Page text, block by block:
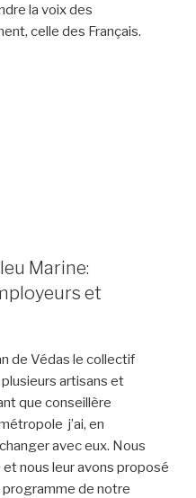
la voix des
celle des Français.
Marine:
et
de Védas le collectif
artisans et
que conseillère
j’ai, en
avec eux. Nous
nous leur avons proposé
de notre